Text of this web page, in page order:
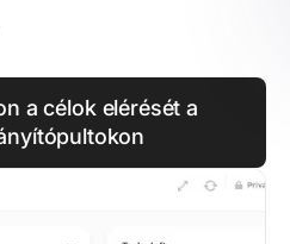
a célok elérését a